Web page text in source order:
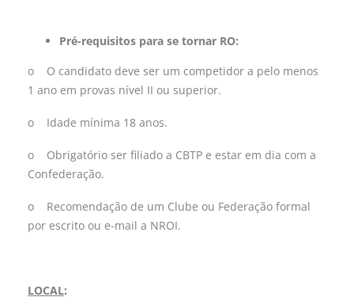
Pré-requisitos para se tornar RO:
o O candidato deve ser um competidor a pelo menos
1 ano em provas nível II ou superior.
o Idade mínima 18 anos.
o Obrigatório ser filiado a CBTP e estar em dia com a
Confederação.
o Recomendação de um Clube ou Federação formal
por escrito ou e-mail a NROI.
LOCAL: